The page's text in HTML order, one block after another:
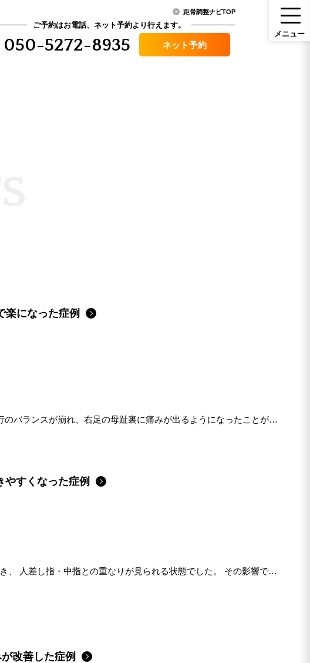
ご予約はお電話、ネット予約より行えます。
050-5272-8935 ネット予約
距骨調整ナビTOP
メ ニュー
楽になった症例
バランスが崩れ、右足の母趾裏に痛みが出るようになったことが来
やすくなった症例
、 人差し指・中指との重なりが見られる状態でした。 その影響で足
改善した症例